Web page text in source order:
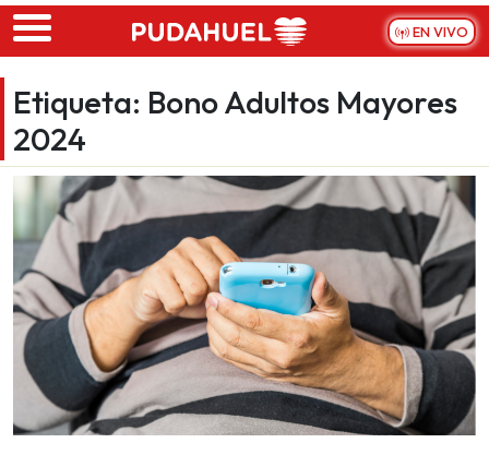
Skip to main content
EN VIVO
Etiqueta: Bono Adultos Mayores
2024